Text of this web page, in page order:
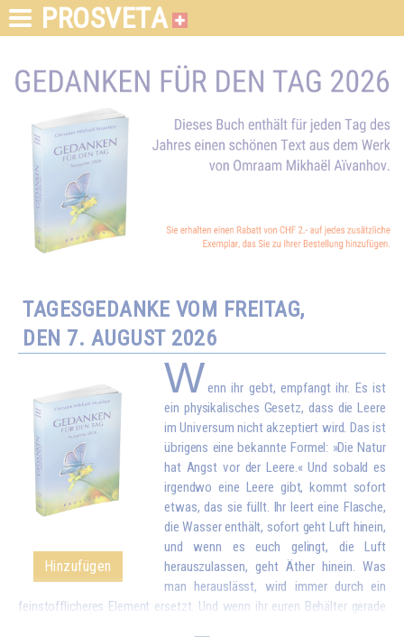
PROSVETA
TAGESGEDANKE VOM FREITAG,
DEN 7. AUGUST 2026
Hinzufügen
Wenn ihr gebt, empfangt ihr. Es ist
ein physikalisches Gesetz, dass die Leere
im Universum nicht akzeptiert wird. Das ist
übrigens eine bekannte Formel: »Die Natur
hat Angst vor der Leere.« Und sobald es
irgendwo eine Leere gibt, kommt sofort
etwas, das sie füllt. Ihr leert eine Flasche,
die Wasser enthält, sofort geht Luft hinein,
und wenn es euch gelingt, die Luft
herauszulassen, geht Äther hinein. Was
man herauslässt, wird immer durch ein
feinstofflicheres Element ersetzt. Und wenn ihr euren Behälter gerade